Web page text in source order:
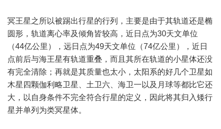
冥王星之所以被踢出行星的行列，主要是由于其轨道还是椭
圆形，轨道离心率及倾角皆较高，近日点为30天文单位
（44亿公里），远日点为49天文单位（74亿公里），近日
点前后与海王星有轨道重叠，而且其所在轨道的小星体还没
有完全清除；再就是其质量也太小，太阳系的好几个卫星如
木星四颗伽利略卫星、土卫六、海卫一以及月球等都比它还
大，以自身条件不完全符合行星的定义，因此将其归入矮行
星并单列为类冥星体。